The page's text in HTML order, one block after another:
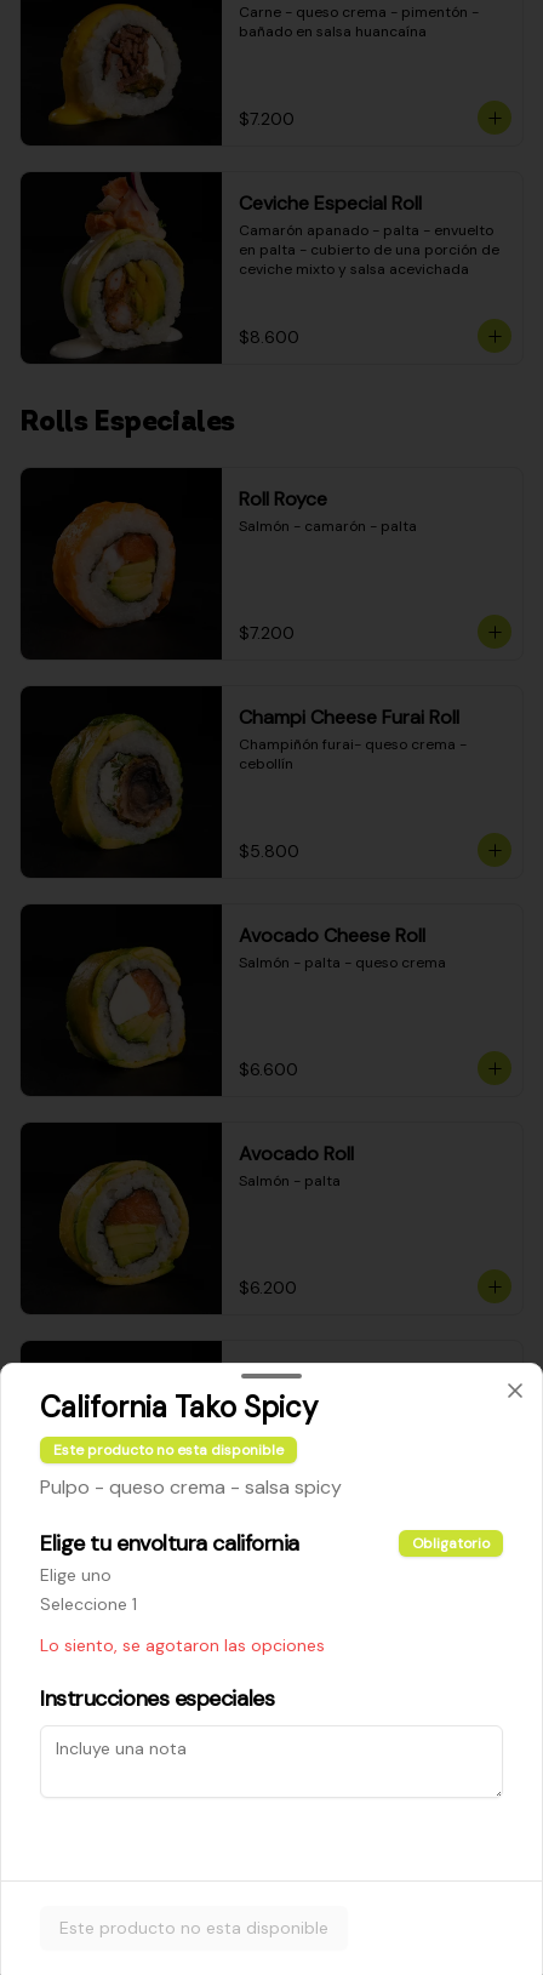
Carne - queso crema - pimentón -
bañado en salsa huancaína
$7.200
Ceviche Especial Roll
Camarón apanado - palta - envuelto
en palta - cubierto de una porción de
ceviche mixto y salsa acevichada
$8.600
Rolls Especiales
Roll Royce
Salmón - camarón - palta
$7.200
Champi Cheese Furai Roll
Champiñón furai- queso crema -
cebollín
$5.800
Avocado Cheese Roll
Salmón - palta - queso crema
$6.600
Avocado Roll
Salmón - palta
$6.200
Maki Cheese Roll
Kanikama - queso crema - palta
$5.200
$5.800
California Tako Spicy
Este producto no esta disponible
Pulpo - queso crema - salsa spicy
Elige tu envoltura california Obligatorio
Elige uno
Seleccione 1
Lo siento, se agotaron las opciones
Instrucciones especiales
Este producto no esta disponible